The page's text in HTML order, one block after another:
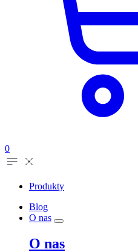
0
Produkty
Blog
O nas
O nas